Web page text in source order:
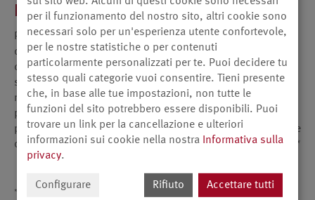
Palinsesto elettronico.
Potete visualizzare il palinsesto elettronico in tre modalità
differenti: seguendo il vostro ordine di classificazione dei
canali, con palinsesto separato per ogni canale o ordinato
secondo l’orario d’inizio di tutte le trasmissioni. In questo
modo è facile avere sotto controllo tutta l’offerta dei
programmi. Particolarmente comodo: cliccando un
programma è possibile registrarlo con il registratore digitale
o attivare la funzione d’avviso dell’inizio del programma. **
** Campo di applicazione dipendente dal modello
per il funzionamento del nostro sito, altri cookie sono
necessari solo per un'esperienza utente confortevole,
per le nostre statistiche o per contenuti
particolarmente personalizzati per te. Puoi decidere tu
stesso quali categorie vuoi consentire. Tieni presente
che, in base alle tue impostazioni, non tutte le
funzioni del sito potrebbero essere disponibili. Puoi
trovare un link per la cancellazione e ulteriori
informazioni sui cookie nella nostra Informativa sulla
privacy.
Configurare Rifiuto Accettare tutti